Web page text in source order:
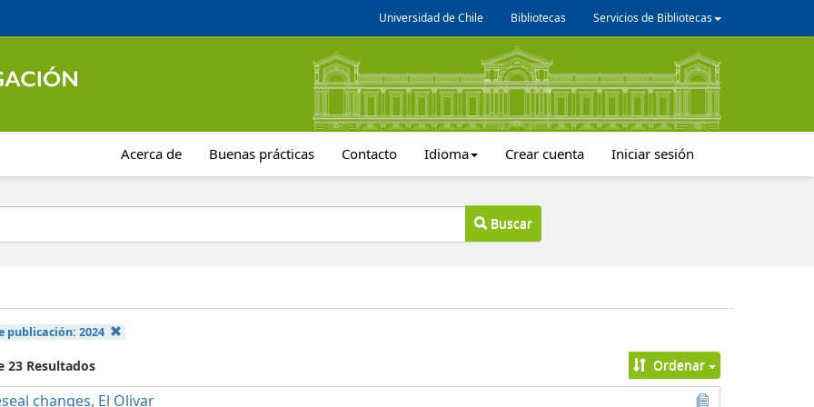
Universidad de Chile Bibliotecas Servicios de Bibliotecas
Acerca de Buenas prácticas Contacto Idioma Crear cuenta Iniciar sesión
Buscar
publicación: 2024
23 Resultados Ordenar
changes, El Olivar